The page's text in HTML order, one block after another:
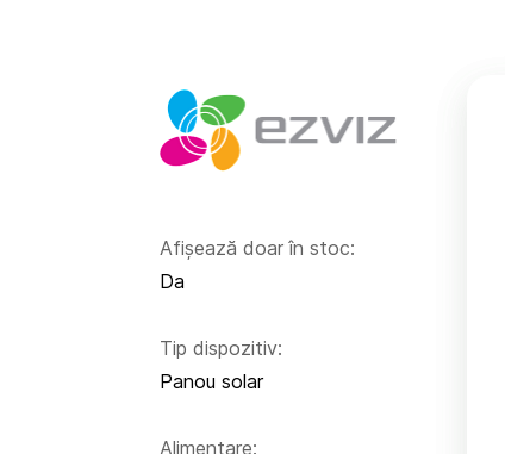
Afișează doar în stoc:
Da
Tip dispozitiv:
Panou solar
Alimentare: